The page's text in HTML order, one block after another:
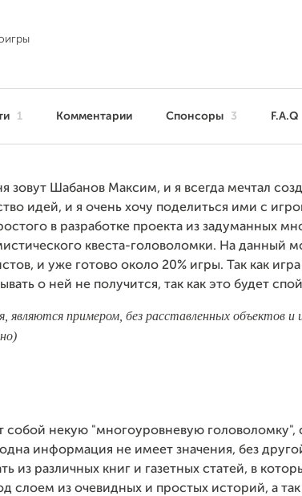
1 Комментарии Спонсоры 3 F.A.Q
зовут Шабанов Максим, и я всегда мечтал
идей, и я очень хочу поделиться ими с
в разработке проекта из задуманных
квеста-головоломки. На данный
и уже готово около 20% игры. Так как
о ней не получится, так как это будет
являются примером, без расставленных объектов и
собой некую "многоуровневую головоломку",
одна информация не имеет значения, без
из различных книг и газетных статей, в
слоем из очевидных и простых историй, а